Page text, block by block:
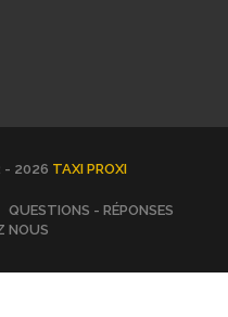
- 2026 TAXI PROXI
QUESTIONS - RÉPONSES
NOUS